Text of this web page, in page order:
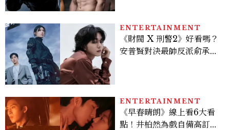
ENTERTAINMENT
《財閥 X 刑警2》好看嗎？
安普賢對決最帥反派俞承
多大？
ENTERTAINMENT
《早春晴朗》線上看6大看
點！井柏然為戲自備高訂，